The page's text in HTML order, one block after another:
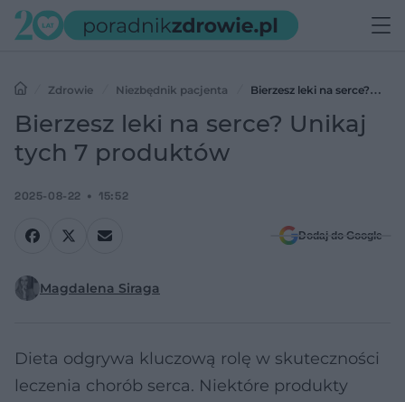
Zdrowie Niezbędnik pacjenta
Bierzesz leki na serce?
Unikaj tych 7 produktów
Bierzesz leki na serce? Unikaj
tych 7 produktów
2025-08-22 15:52
Dodaj do Google
Magdalena Siraga
Dieta odgrywa kluczową rolę w skuteczności
leczenia chorób serca. Niektóre produkty